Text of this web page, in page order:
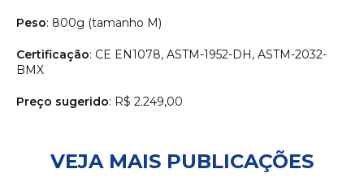
Peso: 800g (tamanho M)
Certificação: CE EN1078, ASTM-1952-DH, ASTM-2032-
BMX
Preço sugerido: R$ 2.249,00
VEJA MAIS PUBLICAÇÕES